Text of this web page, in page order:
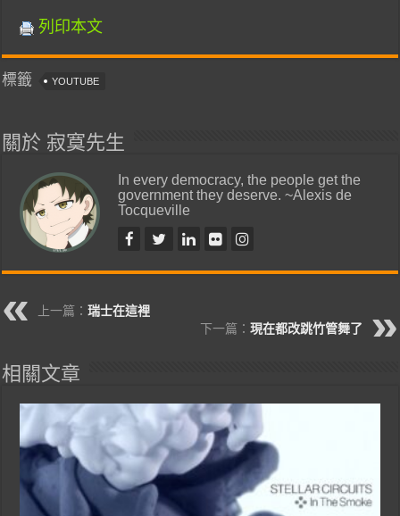
列印本文
標籤 YOUTUBE
關於 寂寞先生
In every democracy, the people get the
government they deserve. ~Alexis de
Tocqueville
上一篇：瑞士在這裡
下一篇： 現在都改跳竹管舞了
相關文章